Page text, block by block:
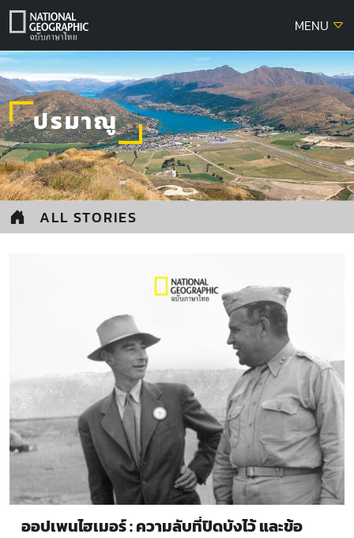
Skip
MENU
ปรมาณู
ALL STORIES
ออปเพนไฮเมอร์ : ความลับที่ปิดบังไว้ และข้อ